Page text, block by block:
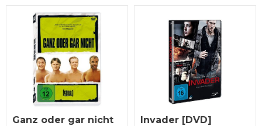
Ganz oder gar nicht
Invader [DVD]